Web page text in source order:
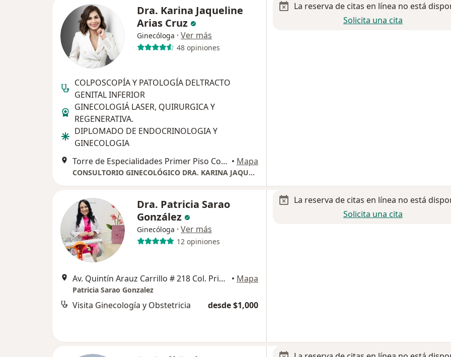
Dra. Karina Jaqueline
Arias Cruz
Ginecóloga · Ver más
48 opiniones
COLPOSCOPÍA Y PATOLOGÍA DELTRACTO
GENITAL INFERIOR
GINECOLOGIÁ LASER, QUIRURGICA Y
REGENERATIVA.
DIPLOMADO DE ENDOCRINOLOGIA Y
GINECOLOGIA
Torre de Especialidades Primer Piso Consultorio 120A, Villahermosa • Mapa
CONSULTORIO GINECOLÓGICO DRA. KARINA JAQUELINE ARIAS CRUZ
La reserva de citas en línea no está
Solicita una cita
Dra. Patricia Sarao
González
Ginecóloga · Ver más
12 opiniones
Av. Quintín Arauz Carrillo # 218 Col. Primero de Mayo, Villahermosa • Mapa
Patricia Sarao Gonzalez
Visita Ginecología y Obstetricia desde $1,000
La reserva de citas en línea no está
Solicita una cita